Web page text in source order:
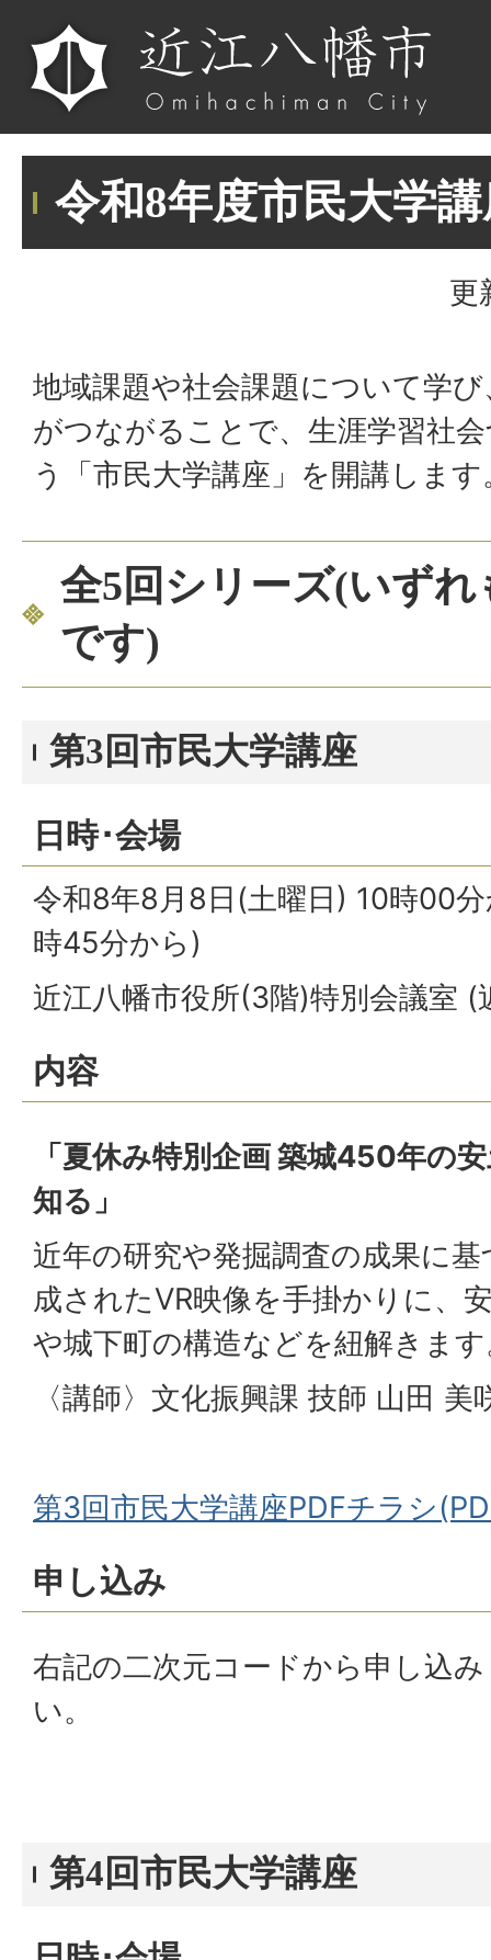
令和8年度市民大学
更
地域課題や社会課題について学
がつながることで、生涯学習社
う「市民大学講座」を開講します
全5回シリーズ(いず
です)
第3回市民大学講座
日時･会場
令和8年8月8日(土曜日) 10時00
時45分から)
近江八幡市役所(3階)特別会議室
内容
「夏休み特別企画 築城450年の
知る」
近年の研究や発掘調査の成果に基
成されたVR映像を手掛かりに、
や城下町の構造などを紐解きま
〈講師〉文化振興課 技師 山田 美
第3回市民大学講座PDFチラシ
申し込み
右記の二次元コードから申し込
い。
第4回市民大学講座